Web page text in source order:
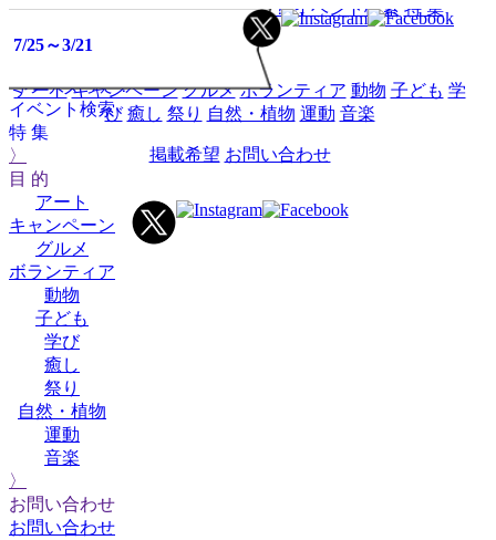
ミツケタって？
イベント検索
特 集
〉
目 的
アート
キャンペーン
グルメ
ボランティア
動物
子ども
学び
癒し
祭り
自然・植物
運動
音楽
〉
お問い合わせ
お問い合わせ
HOME イベントミツケタって？ イベント検索 特 集
目 的
アート キャンペーン グルメ ボランティア 動物 子ども 学
び 癒し 祭り 自然・植物 運動 音楽
掲載希望 お問い合わせ
10/24
7/25～3/21